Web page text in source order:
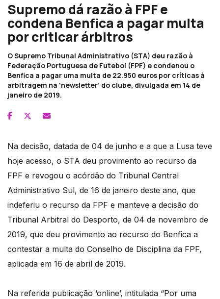
Supremo dá razão à FPF e
condena Benfica a pagar multa
por criticar árbitros
O Supremo Tribunal Administrativo (STA) deu razão à
Federação Portuguesa de Futebol (FPF) e condenou o
Benfica a pagar uma multa de 22.950 euros por críticas à
arbitragem na ‘newsletter’ do clube, divulgada em 14 de
janeiro de 2019.
Na decisão, datada de 04 de junho e a que a Lusa teve
hoje acesso, o STA deu provimento ao recurso da
FPF e revogou o acórdão do Tribunal Central
Administrativo Sul, de 16 de janeiro deste ano, que
indeferiu o recurso da FPF e manteve a decisão do
Tribunal Arbitral do Desporto, de 04 de novembro de
2019, que deu provimento ao recurso do Benfica a
contestar a multa do Conselho de Disciplina da FPF,
aplicada em 16 de abril de 2019.
Na referida publicação ‘online’, intitulada “Por uma